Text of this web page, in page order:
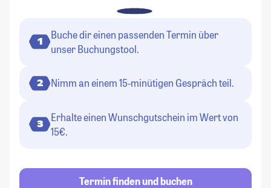
1
Buche dir einen passenden Termin über
unser Buchungstool.
2 Nimm an einem 15-minütigen Gespräch teil.
3
Erhalte einen Wunschgutschein im Wert von
15€.
Termin finden und buchen